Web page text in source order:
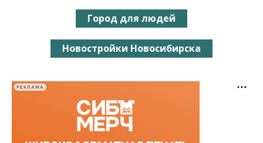
Город для людей
Новостройки Новосибирска
РЕКЛАМА